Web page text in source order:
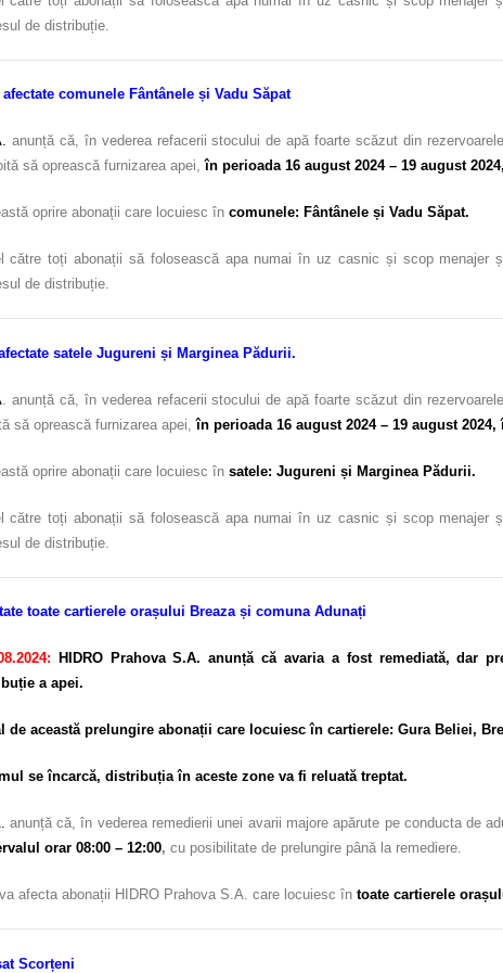
de distribuție.
comunele Fântânele și Vadu Săpat
anunță că, în vederea refacerii stocului de apă foarte scăzut din
să oprească furnizarea apei,în perioada 16 august 2024 – 19 august
oprire abonații care locuiesc în comunele: Fântânele și Vadu Săpat.
către toți abonații să folosească apa numai în uz casnic și scop
de distribuție.
satele Jugureni și Marginea Pădurii.
. anunță că, în vederea refacerii stocului de apă foarte scăzut din
să oprească furnizarea apei,în perioada 16 august 2024 – 19 august
oprire abonații care locuiesc în satele: Jugureni și Marginea Pădurii.
către toți abonații să folosească apa numai în uz casnic și scop
de distribuție.
toate cartierele orașului Breaza și comuna Adunați
HIDRO Prahova S.A. anunță că avaria a fost remediată, dar
a apei.
de această prelungire abonații care locuiesc în cartierele: Gura Beliei,
se încarcă, distribuția în aceste zone va fi reluată treptat.
anunță că, în vederea remedierii unei avarii majore apărute pe conducta de
orar 08:00 – 12:00, cu posibilitate de prelungire până la remediere.
afecta abonații HIDRO Prahova S.A. care locuiesc în toate cartierele
Scorțeni